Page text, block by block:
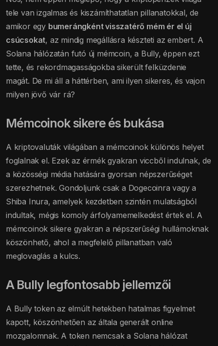
tele van izgalmas és kiszámíthatatlan pillanatokkal, de
amikor egy bumerángként visszatérő mém ér el új
csúcsokat, az mindig megállásra készteti az embert. A
Solana hálózatán futó új mémcoin, a Bully, éppen ezt
tette, és rekordmagasságokba sikerült felküzdenie
magát. De mi áll a háttérben, ami ilyen sikeres, és vajon
milyen jövő vár rá?
Mémcoinok sikere és bukása
A kriptovaluták világában a mémcoinok különös helyet
foglalnak el. Ezek az érmék gyakran viccből indulnak, de
a közösségi média hatására gyorsan népszerűséget
szerezhetnek. Gondoljunk csak a Dogecoinra vagy a
Shiba Inura, amelyek kezdetben szintén mulatságból
indultak, mégis komoly árfolyamemelkedést értek el. A
mémcoinok sikere gyakran a népszerűségi hullámoknak
köszönhető, ahol a megfelelő pillanatban való
meglovaglás a kulcs.
A Bully legfontosabb jellemzői
A Bully token az elmúlt hetekben hatalmas figyelmet
kapott, köszönhetően az általa generált online
mozgalomnak. A token nemcsak a Solana hálózat